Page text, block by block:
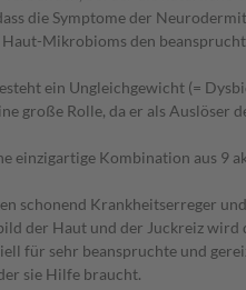
die Symptome der
Mikrobioms den
ein Ungleichgewicht (=
Rolle, da er als Auslöser
Kombination aus 9
Krankheitserreger
der Haut und der Juckreiz
sehr beanspruchte und
sie Hilfe braucht.